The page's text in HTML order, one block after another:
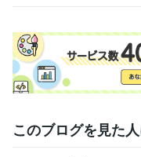
このブログを見た